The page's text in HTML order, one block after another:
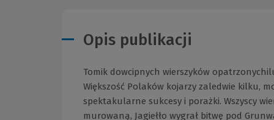
Opis publikacji
Tomik dowcipnych wierszyków
Większość Polaków kojarzy zaledwie kilku,
spektakularne sukcesy i porażki. Wszyscy
murowaną, Jagiełło wygrał bitwę pod